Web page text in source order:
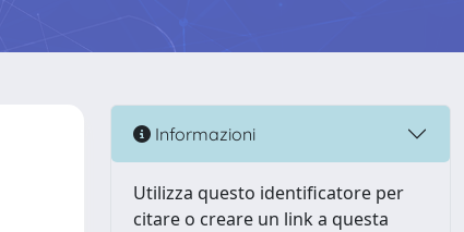
Informazioni
Utilizza questo identificatore per
citare o creare un link a questa